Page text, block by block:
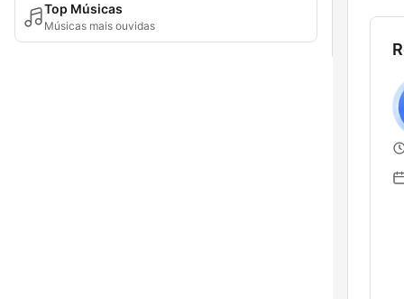
Top Músicas
Músicas mais ouvidas